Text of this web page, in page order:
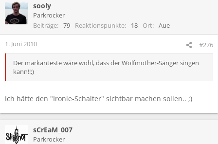
sooly
Parkrocker
Beiträge
79 Reaktionspunkte 18 Ort Aue
1. Juni 2010 #276
Der markanteste wäre wohl, dass der Wolfmother-Sänger singen
kann!!;)
Ich hätte den "Ironie-Schalter" sichtbar machen sollen.. ;)
sCrEaM_007
Parkrocker